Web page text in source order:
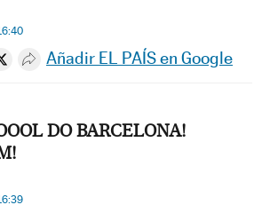
en Whatsapp
en Facebook
Compartir en Twitter
Desplegar Redes Sociales
Añadir EL PAÍS en Google
DO BARCELONA!